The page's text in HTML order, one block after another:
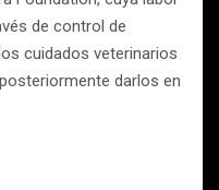
de control de
cuidados veterinarios
darlos en